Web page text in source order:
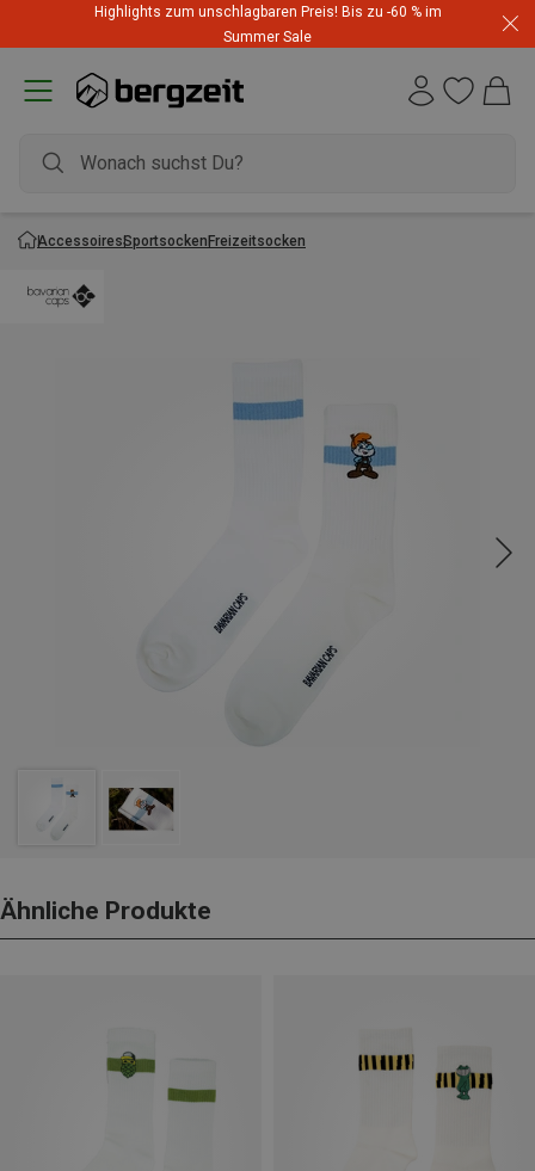
Highlights zum unschlagbaren Preis! Bis zu -60 % im
Summer Sale
AccessoiresSportsockenFreizeitsocken
Ähnliche Produkte